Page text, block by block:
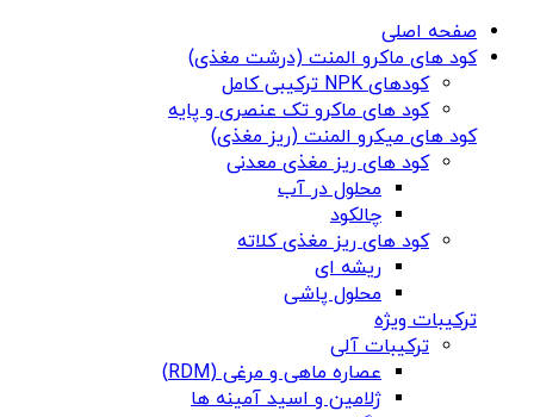
صفحه اصلی
کود های ماکرو المنت (درشت مغذی)
کودهای NPK ترکیبی کامل
کود های ماکرو تک عنصری و پایه
کود های میکرو المنت (ریز مغذی)
کود های ریز مغذی معدنی
محلول در آب
چالکود
کود های ریز مغذی کلاته
ریشه ای
محلول پاشی
ترکیبات ویژه
ترکیبات آلی
عصاره ماهی و مرغی (RDM)
ژلامین و اسید آمینه ها